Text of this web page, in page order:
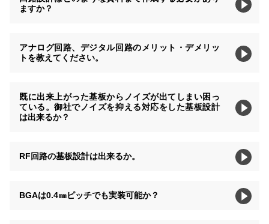
ますか？
アナログ回路、デジタル回路のメリット・デメリッ
トを教えてください。
既に出来上がった基板からノイズが出てしまい困っ
ている。御社でノイズを抑える対応をした基板設計
は出来るか？
RF回路の基板設計は出来るか。
BGAは0.4㎜ピッチでも実装可能か？